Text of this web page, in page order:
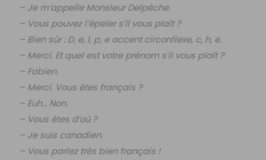
– Je m’appelle Monsieur Delpêche.
– Vous pouvez l’épeler s’il vous plaît ?
– Bien sûr : D, e, l, p, e accent circonflexe, c, h, e.
– Merci. Et quel est votre prénom s’il vous plaît ?
– Fabien.
– Merci. Vous êtes français ?
– Euh… Non.
– Vous êtes d’où ?
– Je suis canadien.
– Vous parlez très bien français !